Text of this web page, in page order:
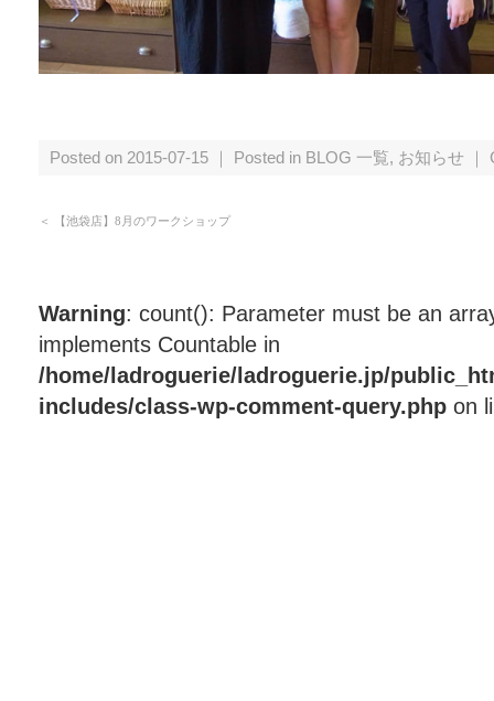
Posted on 2015-07-15 ｜ Posted in BLOG 一覧, お知らせ ｜
＜ 【池袋店】8月のワークショップ
Warning: count(): Parameter must be an
implements Countable in
/home/ladroguerie/ladroguerie.jp/
includes/class-wp-comment-query.php on